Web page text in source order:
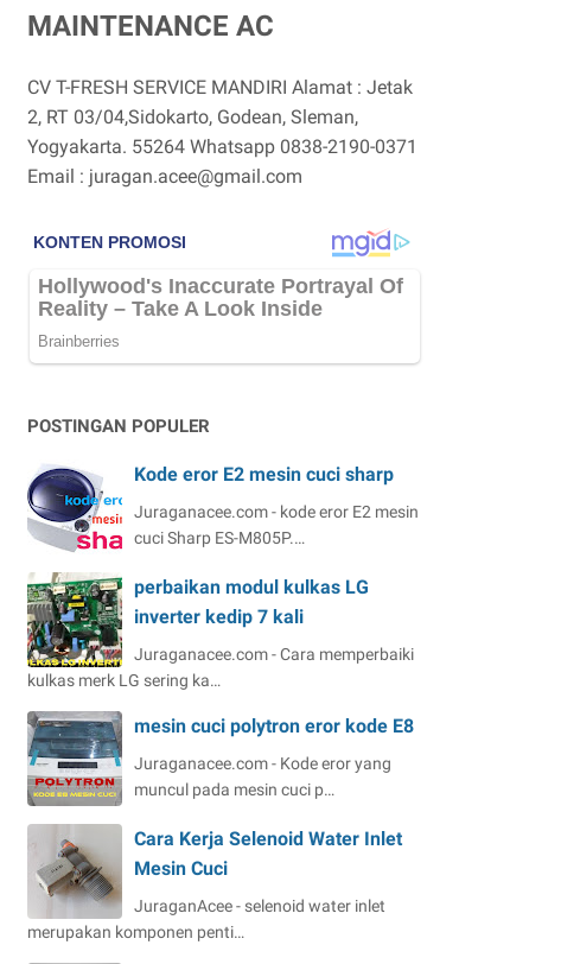
MAINTENANCE AC
CV T-FRESH SERVICE MANDIRI Alamat : Jetak
2, RT 03/04,Sidokarto, Godean, Sleman,
Yogyakarta. 55264 Whatsapp 0838-2190-0371
Email : juragan.acee@gmail.com
POSTINGAN POPULER
Kode eror E2 mesin cuci sharp
Juraganacee.com - kode eror E2 mesin
cuci Sharp ES-M805P.…
perbaikan modul kulkas LG
inverter kedip 7 kali
Juraganacee.com - Cara memperbaiki
kulkas merk LG sering ka…
mesin cuci polytron eror kode E8
Juraganacee.com - Kode eror yang
muncul pada mesin cuci p…
Cara Kerja Selenoid Water Inlet
Mesin Cuci
JuraganAcee - selenoid water inlet
merupakan komponen penti…